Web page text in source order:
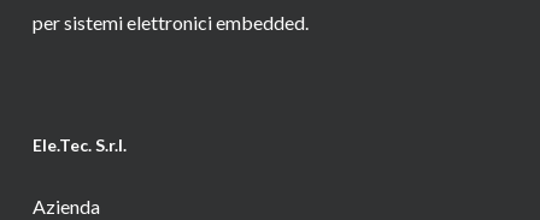
per sistemi elettronici embedded.
Ele.Tec. S.r.l.
Azienda